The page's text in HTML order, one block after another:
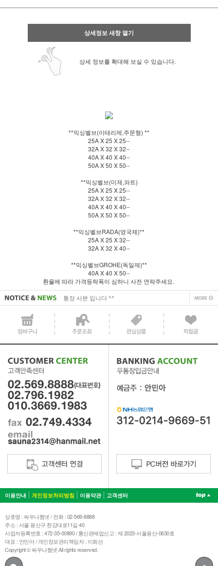
상세정보 새창 열기
상세 정보를 확대해 보실 수 있습니다.
**믹싱벨브(이태리제,주문형) **
25A X 25 X 25--
32A X 32 X 32--
40A X 40 X 40--
50A X 50 X 50--
**믹싱벨브(미제,와트)
25A X 25 X 25--
32A X 32 X 32--
40A X 40 X 40--
50A X 50 X 50--
**믹싱벨브RADA(영국제)**
25A X 25 X 32--
32A X 32 X 40--
**믹싱벨브GROHE(독일제)**
40A X 40 X 50--
환율에 따라 가격등락폭이 심하니 사전 연락주세요.
통장 사본 입니다 ^^
사업자 사본 입니다^^
통장 사본 입니다 ^^
이용안내 개인정보처리방침 이용약관 고객센터
상호명 : 싸우나쩜넷 / 전화 : 02-569-8888
주소 : 서울 용산구 한강대로11길 40
사업자등록번호 : 472-35-00890 / 통신판매업신고 : 제 2023-서울용산-0630호
대표 : 안민아 / 개인정보관리책임자 : 이희선
Copyright © 싸우나쩜넷 All rights reserved.